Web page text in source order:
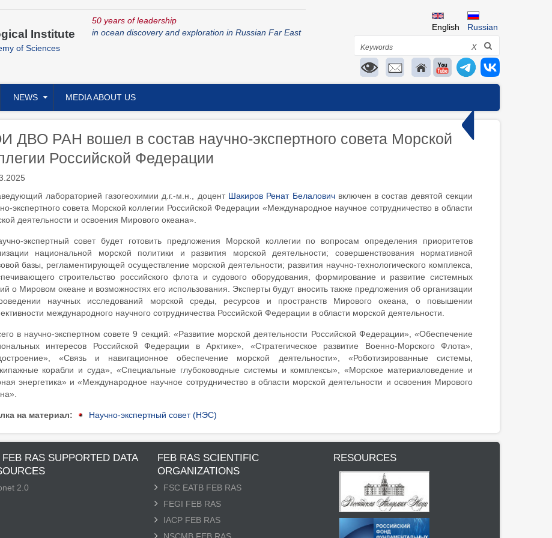
Institute
of Sciences
50 years of leadership
in ocean discovery and exploration in Russian Far East
Russian
English
Search X
NEWS MEDIA ABOUT US
ДВО РАН вошел в состав научно-экспертного совета Морской
Российской Федерации
лабораторией газогеохимии д.г.-м.н., доцент Шакиров Ренат Белаловичвключен в состав девятой секции
экспертного совета Морской коллегии Российской Федерации «Международное научное сотрудничество в области
деятельности и освоения Мирового океана».
экспертный совет будет готовить предложения Морской коллегии по вопросам определения приоритетов
национальной морской политики и развития морской деятельности; совершенствования нормативной
базы, регламентирующей осуществление морской деятельности; развития научно-технологического комплекса,
строительство российского флота и судового оборудования, формирование и развитие системных
о Мировом океане и возможностях его использования. Эксперты будут вносить также предложения об организации
научных исследований морской среды, ресурсов и пространств Мирового океана, о повышении
международного научного сотрудничества Российской Федерации в области морской деятельности.
в научно-экспертном совете 9 секций: «Развитие морской деятельности Российской Федерации», «Обеспечение
интересов Российской Федерации в Арктике», «Стратегическое развитие Военно-Морского Флота»,
«Связь и навигационное обеспечение морской деятельности», «Роботизированные системы,
корабли и суда», «Специальные глубоководные системы и комплексы», «Морское материаловедение и
энергетика» и «Международное научное сотрудничество в области морской деятельности и освоения Мирового
на материал Научно-экспертный совет (НЭС)
RAS SUPPORTED DATA
2.0
FEB RAS SCIENTIFIC
ORGANIZATIONS
FSC EATB FEB RAS
FEGI FEB RAS
IACP FEB RAS
RESOURCES